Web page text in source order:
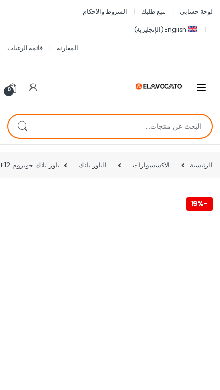
لوحة حسابي تتبع طلبك
الشروط والاحكام
English
(الإنجليزية)
المقارنة
قائمة الرغبات
0
الرئيسية الاكسسوارات الباور بانك باور بانك جويروم JR-PBF12 بسعة 10000 مللي أمبير بـ 3 مخارج – أفضل سعر في مصر
-
19%